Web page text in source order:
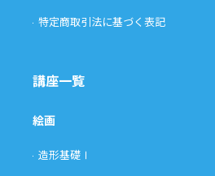
特定商取引法に基づく表記
講座一覧
絵画
造形基礎Ⅰ